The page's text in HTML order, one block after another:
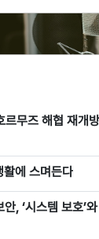
무즈 해협 재개
활에 스며든다
, ‘시스템 보호’